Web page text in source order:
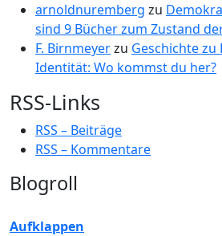
arnoldnuremberg zu
sind 9 Bücher zum Zustand
F. Birnmeyerzu Geschichte
Identität: Wo kommst du her?
RSS-Links
RSS – Beiträge
RSS – Kommentare
Blogroll
Aufklappen